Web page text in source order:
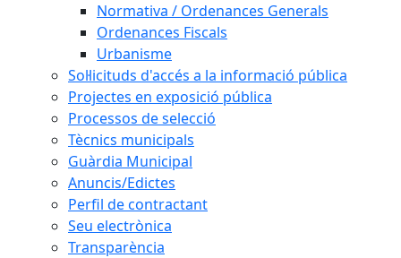
Normativa / Ordenances Generals
Ordenances Fiscals
Urbanisme
Sol·licituds d'accés a la informació pública
Projectes en exposició pública
Processos de selecció
Tècnics municipals
Guàrdia Municipal
Anuncis/Edictes
Perfil de contractant
Seu electrònica
Transparència